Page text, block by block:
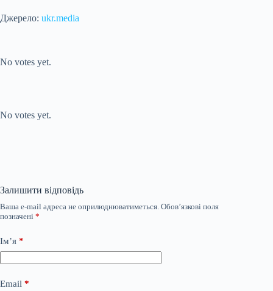
Джерело: ukr.media
No votes yet.
No votes yet.
Залишити відповідь
Ваша e-mail адреса не оприлюднюватиметься. Обов’язкові поля
позначені *
Ім’я *
Email *